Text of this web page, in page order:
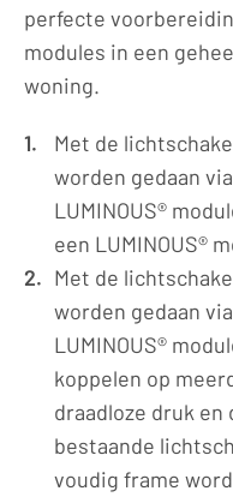
perfecte
modules in een
woning.
Met de
worden gedaan
LUMINOUS®
een LUMINOUS®
Met de
worden gedaan
LUMINOUS®
koppelen op
draadloze druk en
bestaande
voudig frame